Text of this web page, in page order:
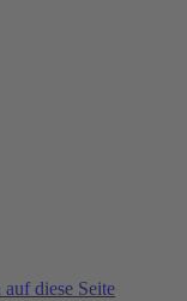
diese Seite